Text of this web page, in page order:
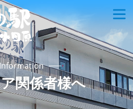
関係者様へ